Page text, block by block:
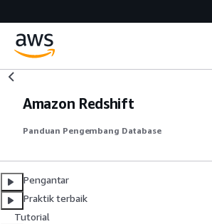
Amazon Redshift
Panduan Pengembang Database
Pengantar
Praktik terbaik
Tutorial